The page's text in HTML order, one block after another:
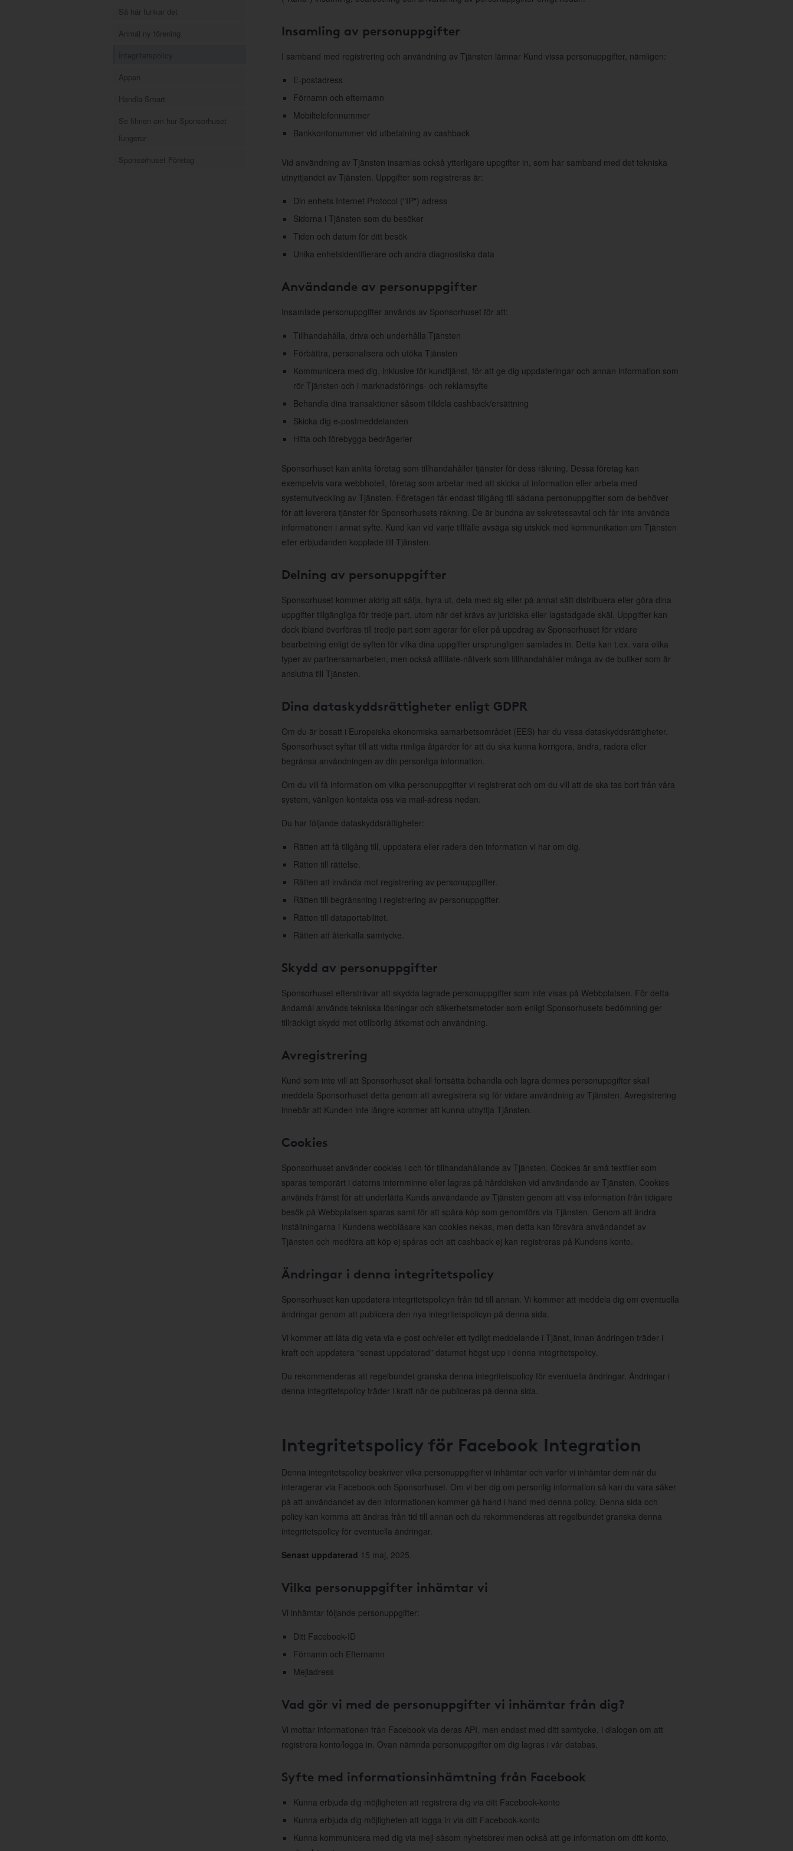
Så här funkar det
Anmäl ny förening
Appen
Handla Smart
Se filmen om hur Sponsorhuset
fungerar
Sponsorhuset Företag
Insamling av personuppgifter
I samband med registrering och användning av Tjänsten lämnar Kund vissa personuppgifter, nämligen:
E-postadress
Förnamn och efternamn
Mobiltelefonnummer
Bankkontonummer vid utbetalning av cashback
Vid användning av Tjänsten insamlas också ytterligare uppgifter in, som har samband med det tekniska
utnyttjandet av Tjänsten. Uppgifter som registreras är:
Din enhets Internet Protocol ("IP") adress
Sidorna i Tjänsten som du besöker
Tiden och datum för ditt besök
Unika enhetsidentifierare och andra diagnostiska data
Användande av personuppgifter
Insamlade personuppgifter används av Sponsorhuset för att:
Tillhandahålla, driva och underhålla Tjänsten
Förbättra, personalisera och utöka Tjänsten
Kommunicera med dig, inklusive för kundtjänst, för att ge dig uppdateringar och annan information som
rör Tjänsten och i marknadsförings- och reklamsyfte
Behandla dina transaktioner såsom tilldela cashback/ersättning
Skicka dig e-postmeddelanden
Hitta och förebygga bedrägerier
Sponsorhuset kan anlita företag som tillhandahåller tjänster för dess räkning. Dessa företag kan
exempelvis vara webbhotell, företag som arbetar med att skicka ut information eller arbeta med
systemutveckling av Tjänsten. Företagen får endast tillgång till sådana personuppgifter som de behöver
för att leverera tjänster för Sponsorhusets räkning. De är bundna av sekretessavtal och får inte använda
informationen i annat syfte. Kund kan vid varje tillfälle avsäga sig utskick med kommunikation om Tjänsten
eller erbjudanden kopplade till Tjänsten.
Delning av personuppgifter
Sponsorhuset kommer aldrig att sälja, hyra ut, dela med sig eller på annat sätt distribuera eller göra dina
uppgifter tillgängliga för tredje part, utom när det krävs av juridiska eller lagstadgade skäl. Uppgifter kan
dock ibland överföras till tredje part som agerar för eller på uppdrag av Sponsorhuset för vidare
bearbetning enligt de syften för vilka dina uppgifter ursprungligen samlades in. Detta kan t.ex. vara olika
typer av partnersamarbeten, men också affiliate-nätverk som tillhandahåller många av de butiker som är
anslutna till Tjänsten.
Dina dataskyddsrättigheter enligt GDPR
Om du är bosatt i Europeiska ekonomiska samarbetsområdet (EES) har du vissa dataskyddsrättigheter.
Sponsorhuset syftar till att vidta rimliga åtgärder för att du ska kunna korrigera, ändra, radera eller
begränsa användningen av din personliga information.
Om du vill få information om vilka personuppgifter vi registrerat och om du vill att de ska tas bort från våra
system, vänligen kontakta oss via mail-adress nedan.
Du har följande dataskyddsrättigheter:
Rätten att få tillgång till, uppdatera eller radera den information vi har om dig.
Rätten till rättelse.
Rätten att invända mot registrering av personuppgifter.
Rätten till begränsning i registrering av personuppgifter.
Rätten till dataportabilitet.
Rätten att återkalla samtycke.
Skydd av personuppgifter
Sponsorhuset eftersträvar att skydda lagrade personuppgifter som inte visas på Webbplatsen. För detta
ändamål används tekniska lösningar och säkerhetsmetoder som enligt Sponsorhusets bedömning ger
tillräckligt skydd mot otillbörlig åtkomst och användning.
Avregistrering
Kund som inte vill att Sponsorhuset skall fortsätta behandla och lagra dennes personuppgifter skall
meddela Sponsorhuset detta genom att avregistrera sig för vidare användning av Tjänsten. Avregistrering
innebär att Kunden inte längre kommer att kunna utnyttja Tjänsten.
Cookies
Sponsorhuset använder cookies i och för tillhandahållande av Tjänsten. Cookies är små textfiler som
sparas temporärt i datorns internminne eller lagras på hårddisken vid användande av Tjänsten. Cookies
används främst för att underlätta Kunds användande av Tjänsten genom att viss information från tidigare
besök på Webbplatsen sparas samt för att spåra köp som genomförs via Tjänsten. Genom att ändra
inställningarna i Kundens webbläsare kan cookies nekas, men detta kan försvåra användandet av
Tjänsten och medföra att köp ej spåras och att cashback ej kan registreras på Kundens konto.
Ändringar i denna integritetspolicy
Sponsorhuset kan uppdatera integritetspolicyn från tid till annan. Vi kommer att meddela dig om eventuella
ändringar genom att publicera den nya integritetspolicyn på denna sida.
Vi kommer att låta dig veta via e-post och/eller ett tydligt meddelande i Tjänst, innan ändringen träder i
kraft och uppdatera "senast uppdaterad" datumet högst upp i denna integritetspolicy.
Du rekommenderas att regelbundet granska denna integritetspolicy för eventuella ändringar. Ändringar i
denna integritetspolicy träder i kraft när de publiceras på denna sida.
Integritetspolicy för Facebook Integration
Denna integritetspolicy beskriver vilka personuppgifter vi inhämtar och varför vi inhämtar dem när du
interagerar via Facebook och Sponsorhuset. Om vi ber dig om personlig information så kan du vara säker
på att användandet av den informationen kommer gå hand i hand med denna policy. Denna sida och
policy kan komma att ändras från tid till annan och du rekommenderas att regelbundet granska denna
integritetspolicy för eventuella ändringar.
Senast uppdaterad 15 maj, 2025.
Vilka personuppgifter inhämtar vi
Vi inhämtar följande personuppgifter:
Ditt Facebook-ID
Förnamn och Efternamn
Mejladress
Vad gör vi med de personuppgifter vi inhämtar från dig?
Vi mottar informationen från Facebook via deras API, men endast med ditt samtycke, i dialogen om att
registrera konto/logga in. Ovan nämnda personuppgifter om dig lagras i vår databas.
Syfte med informationsinhämtning från Facebook
Kunna erbjuda dig möjligheten att registrera dig via ditt Facebook-konto
Kunna erbjuda dig möjligheten att logga in via ditt Facebook-konto
Kunna kommunicera med dig via mejl såsom nyhetsbrev men också att ge information om ditt konto,